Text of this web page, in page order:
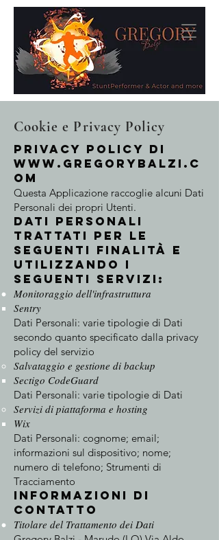
Cookie e Privacy Policy
Privacy Policy di
www.gregorybalzi.c
om
Questa Applicazione raccoglie alcuni Dati
Personali dei propri Utenti.
Dati Personali
trattati per le
seguenti finalità e
utilizzando i
seguenti servizi:
Monitoraggio dell'infrastruttura
Sentry
Dati Personali: varie tipologie di Dati
secondo quanto specificato dalla privacy
policy del servizio
Salvataggio e gestione di backup
Sectigo CodeGuard
Dati Personali: varie tipologie di Dati
Servizi di piattaforma e hosting
Wix
Dati Personali: cognome; email;
informazioni sul dispositivo; nome;
numero di telefono; Strumenti di
Tracciamento
Informazioni di
contatto
Titolare del Trattamento dei Dati